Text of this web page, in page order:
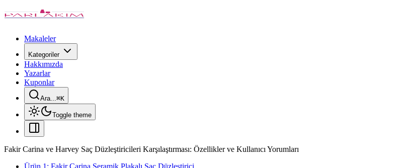
Makaleler
Kategoriler
Hakkımızda
Yazarlar
Kuponlar
Ara...⌘K
Toggle theme
Fakir Carina ve Harvey Saç Düzleştiricileri Karşılaştırması: Özellikler ve Kullanıcı Yorumları
Ürün 1: Fakir Carina Seramik Plakalı Saç Düzleştirici